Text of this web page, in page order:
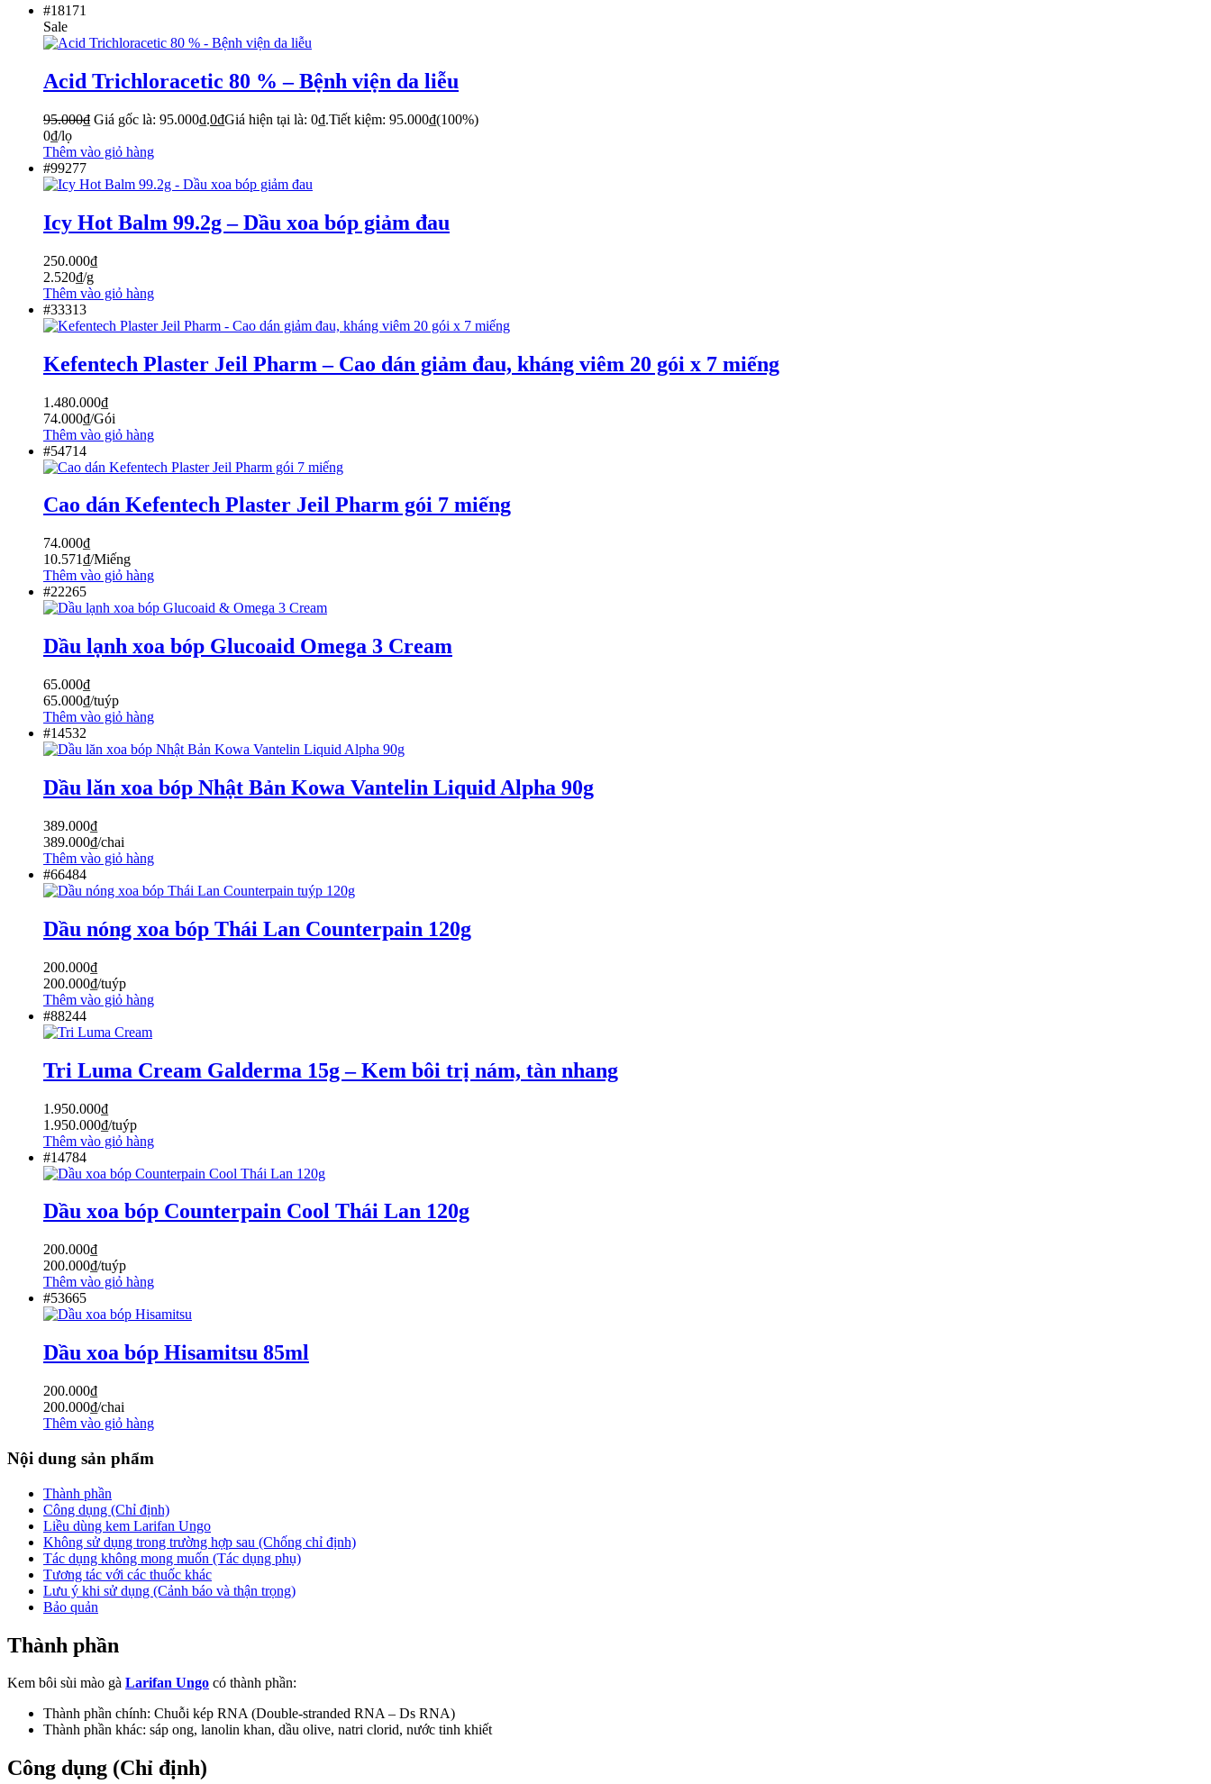
#18171
Sale
Acid Trichloracetic 80 % – Bệnh viện da liễu
95.000₫ Giá gốc là: 95.000₫.0₫Giá hiện tại là: 0₫.Tiết kiệm: 95.000₫(100%)
0₫/lọ
Thêm vào giỏ hàng
#99277
Icy Hot Balm 99.2g – Dầu xoa bóp giảm đau
250.000₫
2.520₫/g
Thêm vào giỏ hàng
#33313
Kefentech Plaster Jeil Pharm – Cao dán giảm đau, kháng viêm 20 gói x 7 miếng
1.480.000₫
74.000₫/Gói
Thêm vào giỏ hàng
#54714
Cao dán Kefentech Plaster Jeil Pharm gói 7 miếng
74.000₫
10.571₫/Miếng
Thêm vào giỏ hàng
#22265
Dầu lạnh xoa bóp Glucoaid Omega 3 Cream
65.000₫
65.000₫/tuýp
Thêm vào giỏ hàng
#14532
Dầu lăn xoa bóp Nhật Bản Kowa Vantelin Liquid Alpha 90g
389.000₫
389.000₫/chai
Thêm vào giỏ hàng
#66484
Dầu nóng xoa bóp Thái Lan Counterpain 120g
200.000₫
200.000₫/tuýp
Thêm vào giỏ hàng
#88244
Tri Luma Cream Galderma 15g – Kem bôi trị nám, tàn nhang
1.950.000₫
1.950.000₫/tuýp
Thêm vào giỏ hàng
#14784
Dầu xoa bóp Counterpain Cool Thái Lan 120g
200.000₫
200.000₫/tuýp
Thêm vào giỏ hàng
#53665
Dầu xoa bóp Hisamitsu 85ml
200.000₫
200.000₫/chai
Thêm vào giỏ hàng
Nội dung sản phẩm
Thành phần
Công dụng (Chỉ định)
Liều dùng kem Larifan Ungo
Không sử dụng trong trường hợp sau (Chống chỉ định)
Tác dụng không mong muốn (Tác dụng phụ)
Tương tác với các thuốc khác
Lưu ý khi sử dụng (Cảnh báo và thận trọng)
Bảo quản
Thành phần
Kem bôi sùi mào gà Larifan Ungo có thành phần:
Thành phần chính: Chuỗi kép RNA (Double-stranded RNA – Ds RNA)
Thành phần khác: sáp ong, lanolin khan, dầu olive, natri clorid, nước tinh khiết
Công dụng (Chỉ định)